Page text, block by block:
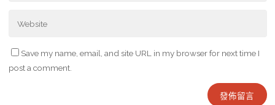
Save my name, email, and site URL in my browser for next time I
post a comment.